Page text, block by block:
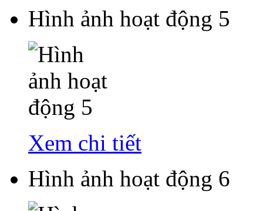
Hình ảnh hoạt động 5
Xem chi tiết
Hình ảnh hoạt động 6